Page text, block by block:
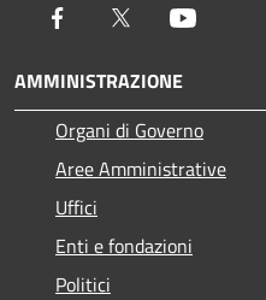
Facebook Twitter
AMMINISTRAZIONE
Organi di Governo
Aree Amministrative
Uffici
Enti e fondazioni
Politici